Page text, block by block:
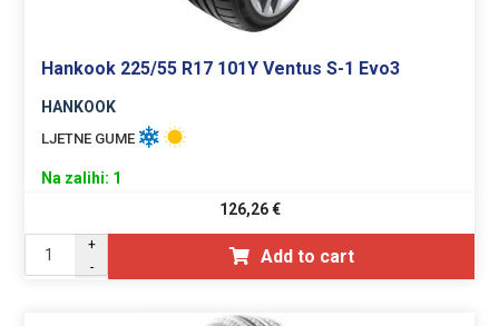
Hankook 225/55 R17 101Y Ventus S-1 Evo3
HANKOOK
LJETNE GUME
Na zalihi: 1
126,26€
+
-
Add to cart